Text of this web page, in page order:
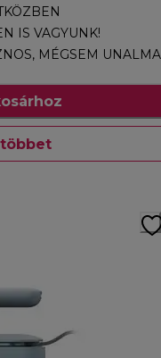
IS VAGYUNK!
MÉGSEM